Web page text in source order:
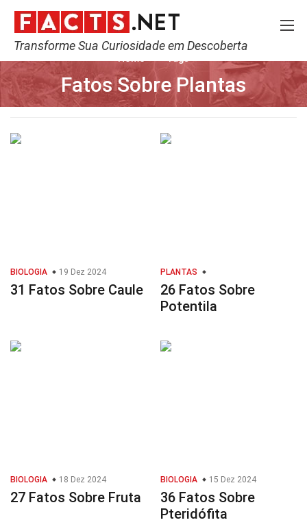
Transforme Sua Curiosidade em Descoberta
Fatos Sobre Plantas
BIOLOGIA 19 Dez 2024
31 Fatos Sobre Caule
PLANTAS
26 Fatos Sobre
Potentila
BIOLOGIA 18 Dez 2024
27 Fatos Sobre Fruta
BIOLOGIA 15 Dez 2024
36 Fatos Sobre
Pteridófita